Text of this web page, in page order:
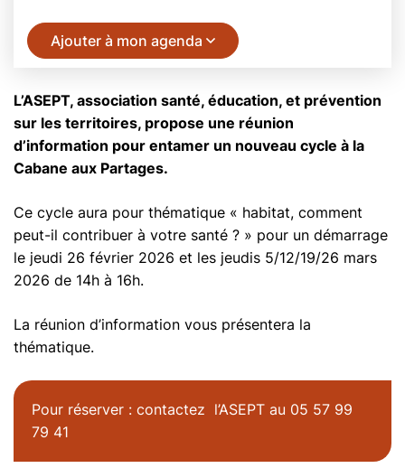
Ajouter à mon agenda
L’ASEPT, association santé, éducation, et prévention
sur les territoires, propose une réunion
d’information pour entamer un nouveau cycle à la
Cabane aux Partages.
Ce cycle aura pour thématique « habitat, comment
peut-il contribuer à votre santé ? » pour un démarrage
le jeudi 26 février 2026 et les jeudis 5/12/19/26 mars
2026 de 14h à 16h.
La réunion d’information vous présentera la
thématique.
Pour réserver : contactez l’ASEPT au 05 57 99
79 41